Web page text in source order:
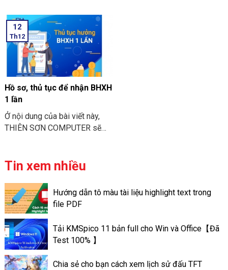
hướng dẫn xem định vị số
điện thoại để theo dõi đơn
giản.
12
Th12
Hồ sơ, thủ tục để nhận BHXH
1 lần
Ở nội dung của bài viết này,
THIÊN SƠN COMPUTER sẽ
lần là gồm những gì?
Tin xem nhiều
Hướng dẫn tô màu tài liệu highlight text trong
file PDF
Tải KMSpico 11 bản full cho Win và Office【Đã
Test 100% 】
Chia sẻ cho bạn cách xem lịch sử đấu TFT